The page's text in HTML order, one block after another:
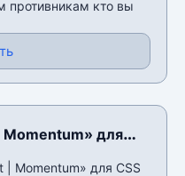
противникам кто вы
для
Momentum» для CSS